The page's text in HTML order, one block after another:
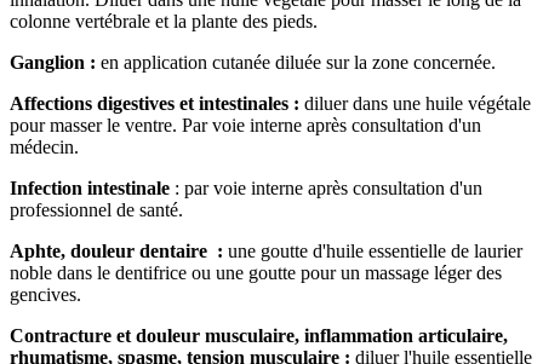
colonne vertébrale et la plante des pieds.
Ganglion : en application cutanée diluée sur la zone concernée.
Affections digestives et intestinales : diluer dans une huile végétale
pour masser le ventre. Par voie interne après consultation d'un
médecin.
Infection intestinale : par voie interne après consultation d'un
professionnel de santé.
Aphte, douleur dentaire : une goutte d'huile essentielle de laurier
noble dans le dentifrice ou une goutte pour un massage léger des
gencives.
Contracture et douleur musculaire, inflammation articulaire,
rhumatisme, spasme, tension musculaire : diluer l'huile essentielle